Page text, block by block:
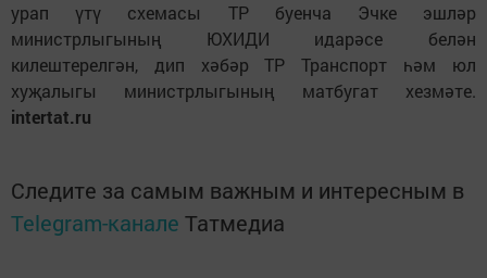
урап үтү схемасы ТР буенча Эчке эшләр
министрлыгының ЮХИДИ идарәсе белән
килештерелгән, дип хәбәр ТР Транспорт һәм юл
хуҗалыгы министрлыгының матбугат хезмәте.
intertat.ru
Следите за самым важным и интересным в
Telegram-канале Татмедиа